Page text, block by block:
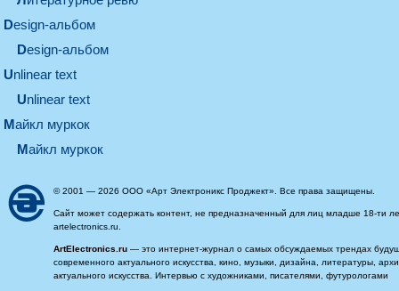
design-альбом
design-альбом
unlinear text
Unlinear text
майкл муркок
майкл муркок
© 2001 — 2026 ООО «Арт Электроникс Проджект». Все права защищены.
Сайт может содержать контент, не предназначенный для лиц младше 18-ти
artelectronics.ru.
ArtElectronics.ru — это интернет-журнал о самых обсуждаемых трендах
современного актуального искусства, кино, музыки, дизайна, литературы,
актуального искусства. Интервью с художниками, писателями, футурологами